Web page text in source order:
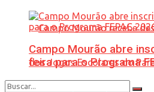
Campo Mourão abre
feira para o Programa